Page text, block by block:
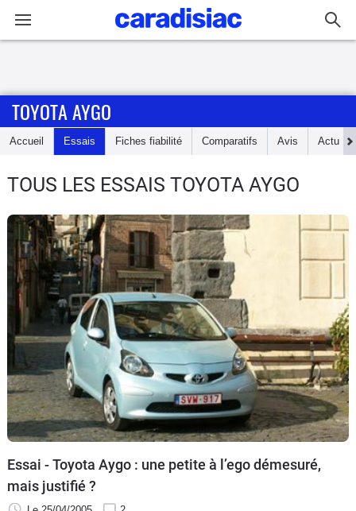
Accueil
Essais
Guide
d'achat
Electriques
Utilitaires
Flottes
Auto
Services
Forum
TOYOTA AYGO
Accueil Essais Fiches fiabilité Comparatifs Avis Actu
TOUS LES ESSAIS TOYOTA AYGO
Essai - Toyota Aygo : une petite à l’ego démesuré,
mais justifié ?